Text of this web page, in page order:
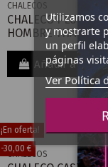
CHALECOS
CHALECO PLUS 2.0
HOMBRE THAI
Añadir al
¡En oferta!
-30,00 €
CHALECOS
Utilizamos
y mostrarte
un perfil
páginas
Ver Política